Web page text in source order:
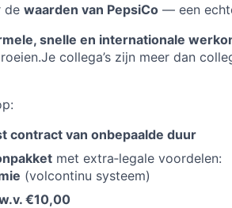
de waarden van PepsiCo — een
snelle en internationale
collega’s zijn meer dan
contract van onbepaalde duur
met extra‑legale voordelen:
(volcontinu systeem)
€10,00